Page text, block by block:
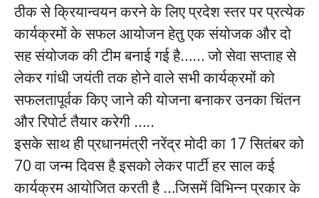
ठीक से क्रियान्वयन करने के लिए प्रदेश स्तर पर प्रत्येक
कार्यक्रमों के सफल आयोजन हेतु एक संयोजक और दो
सह संयोजक की टीम बनाई गई है…… जो सेवा सप्ताह से
लेकर गांधी जयंती तक होने वाले सभी कार्यक्रमों को
सफलतापूर्वक किए जाने की योजना बनाकर उनका चिंतन
और रिपोर्ट तैयार करेगी …..
इसके साथ ही प्रधानमंत्री नरेंद्र मोदी का 17 सितंबर को
70 वा जन्म दिवस है इसको लेकर पार्टी हर साल कई
कार्यक्रम आयोजित करती है …जिसमें विभिन्न प्रकार के